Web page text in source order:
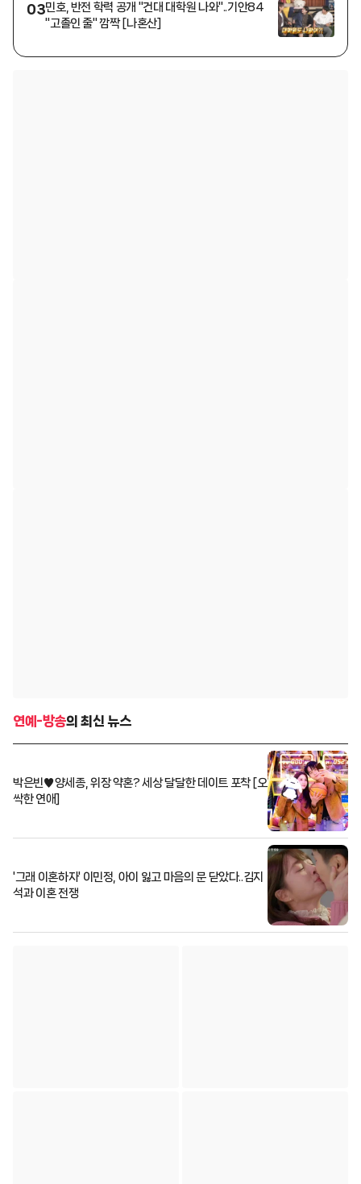
03민호, 반전 학력 공개 "건대 대학원 나와"..기안84
"고졸인 줄" 깜짝 [나혼산]
연예-방송의 최신 뉴스
박은빈♥양세종, 위장 약혼? 세상 달달한 데이트 포착 [오
싹한 연애]
'그래 이혼하자' 이민정, 아이 잃고 마음의 문 닫았다..김지
석과 이혼 전쟁